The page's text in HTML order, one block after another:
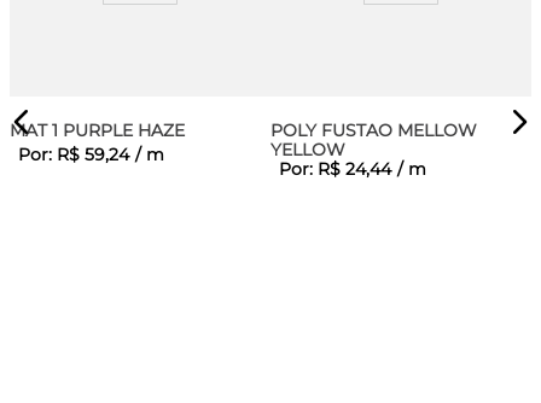
MAT 1 PURPLE HAZE
Por: R$ 59,24 / m
POLY FUSTAO MELLOW
YELLOW
Por: R$ 24,44 / m